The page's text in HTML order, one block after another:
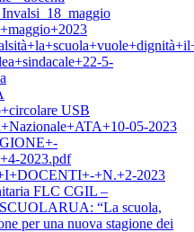
5-
USB
05-2023
2023.pdf
+N.+2-2023
FLC CGIL –
“La scuola,
per una nuova stagione dei